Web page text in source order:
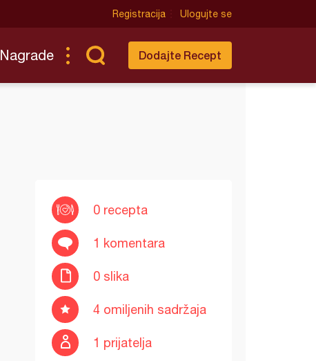
Registracija Ulogujte se
Nagrade Dodajte Recept
0 recepta
1 komentara
0 slika
4 omiljenih sadržaja
1 prijatelja